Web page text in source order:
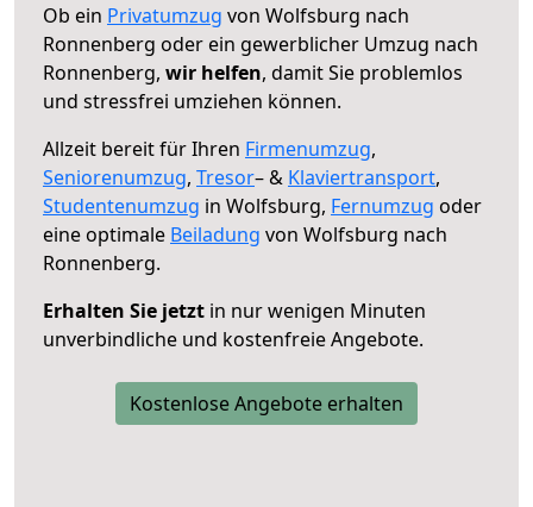
Ob ein Privatumzug von Wolfsburg nach
Ronnenberg oder ein gewerblicher Umzug nach
Ronnenberg, wir helfen, damit Sie problemlos
und stressfrei umziehen können.
Allzeit bereit für Ihren Firmenumzug,
Seniorenumzug, Tresor– & Klaviertransport,
Studentenumzug in Wolfsburg, Fernumzug oder
eine optimale Beiladung von Wolfsburg nach
Ronnenberg.
Erhalten Sie jetzt in nur wenigen Minuten
unverbindliche und kostenfreie Angebote.
Kostenlose Angebote erhalten